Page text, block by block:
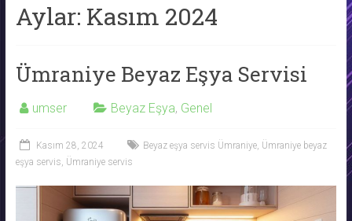
Aylar: Kasım 2024
Ümraniye Beyaz Eşya Servisi
umser Beyaz Eşya, Genel
Kasım 28, 2024 Beyaz eşya servis Ümraniye, Ümraniye beyaz
eşya servis, Ümraniye servis